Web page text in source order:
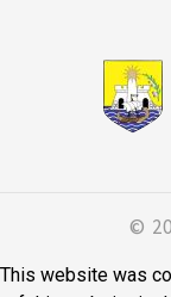
©
This website was